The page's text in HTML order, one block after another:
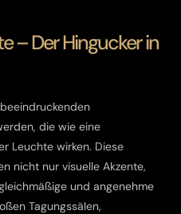
– Der Hingucker in
die wie eine
Leuchte wirken. Diese
nicht nur visuelle Akzente,
und angenehme
Tagungssälen,